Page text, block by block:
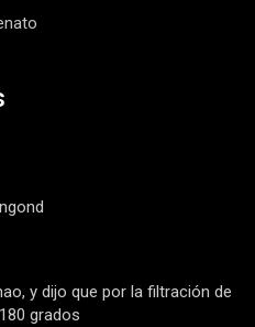
y dijo que por la filtración de
grados